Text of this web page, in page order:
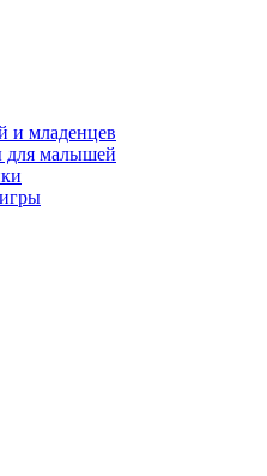
и младенцев
для малышей